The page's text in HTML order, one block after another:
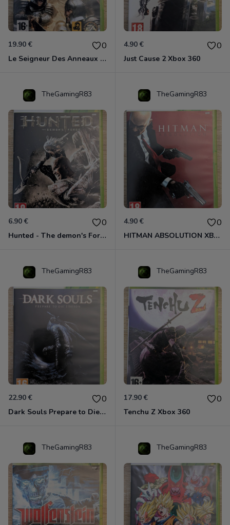
19.90 € 0
Le Seigneur Des Anneaux - L'âge Des Conquêtes Xbox 360
4.90 € 0
Just Cause 2 Xbox 360
TheGamingR83
6.90 € 0
Hunted - The demon's Forge Xbox 360 (Complet CIB)
TheGamingR83
4.90 € 0
HITMAN ABSOLUTION XBOX 360
TheGamingR83
22.90 € 0
Dark Souls Prepare to Die Edition XBOX 360
TheGamingR83
17.90 € 0
Tenchu Z Xbox 360
TheGamingR83 TheGamingR83